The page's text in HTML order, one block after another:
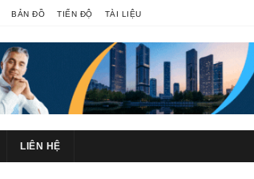
BẢN ĐỒ TIẾN ĐỘ TÀI LIỆU
LIÊN HỆ